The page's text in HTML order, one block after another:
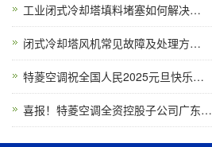
工业闭式冷却塔填料堵塞如何解决…
闭式冷却塔风机常见故障及处理方…
特菱空调祝全国人民2025元旦快乐…
喜报！特菱空调全资控股子公司广东…